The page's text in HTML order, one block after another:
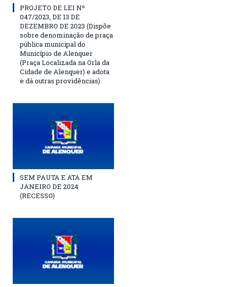
PROJETO DE LEI Nº
047/2023, DE 13 DE
DEZEMBRO DE 2023 (Dispõe
sobre denominação de praça
pública municipal do
Município de Alenquer
(Praça Localizada na Orla da
Cidade de Alenquer) e adota
e dá outras providências)
SEM PAUTA E ATA EM
JANEIRO DE 2024
(RECESSO)